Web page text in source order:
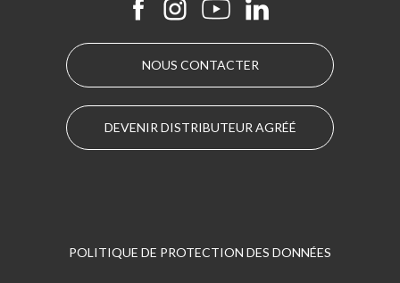
NOUS CONTACTER
DEVENIR DISTRIBUTEUR AGRÉÉ
POLITIQUE DE PROTECTION DES DONNÉES